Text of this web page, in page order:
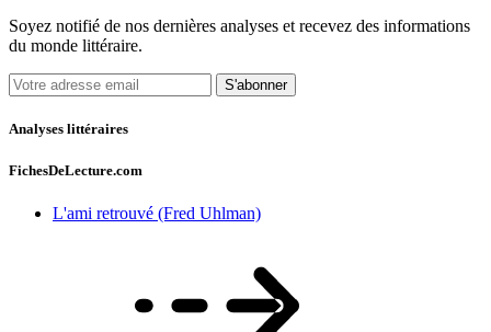
Soyez notifié de nos dernières analyses et recevez des informations
du monde littéraire.
S'abonner
Analyses littéraires
FichesDeLecture.com
L'ami retrouvé (Fred Uhlman)